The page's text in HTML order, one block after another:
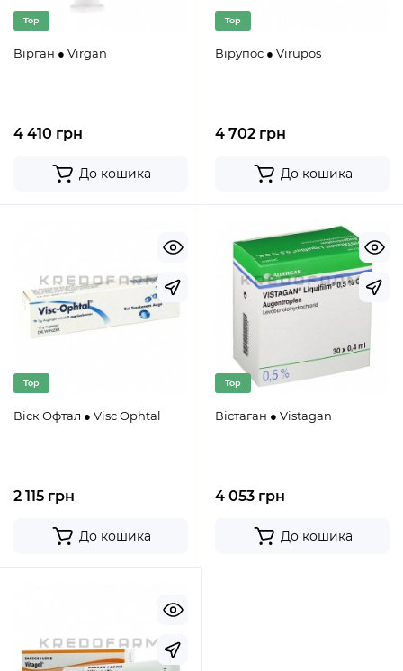
Top
Вірган ● Virgan
4 410 грн
До кошика
Top
Вірупос ● Virupos
4 702 грн
До кошика
Top
Віск Офтал ● Visc Ophtal
2 115 грн
До кошика
Top
Вістаган ● Vistagan
4 053 грн
До кошика